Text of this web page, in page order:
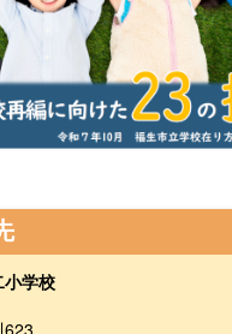
学校
623